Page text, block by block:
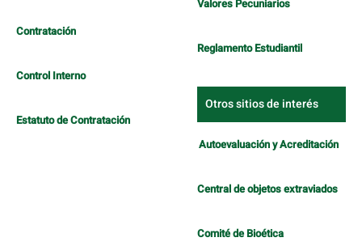
Contratación
Control Interno
Estatuto de Contratación
Valores Pecuniarios
Reglamento Estudiantil
Otros sitios de interés
Autoevaluación y Acreditación
Central de objetos extraviados
Comité de Bioética